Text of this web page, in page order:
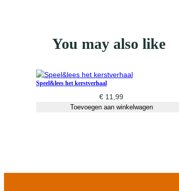
You may also like
Speel&lees het kerstverhaal
€ 11,99
Toevoegen aan winkelwagen